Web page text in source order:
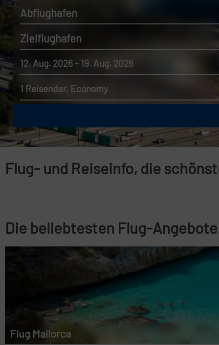
Abflughafen
Zielflughafen
12. Aug. 2026 - 19. Aug. 2026
1 Reisender, Economy
Flug- und Reiseinfo, die
Die beliebtesten Flug-Angebote
Flug Mallorca